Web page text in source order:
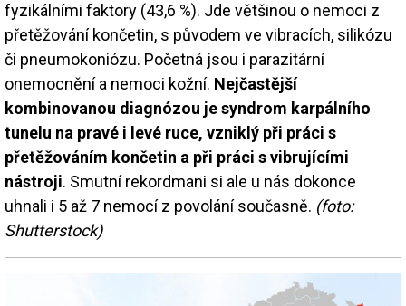
fyzikálními faktory (43,6 %). Jde většinou o nemoci z
přetěžování končetin, s původem ve vibracích, silikózu
či pneumokoniózu. Početná jsou i parazitární
onemocnění a nemoci kožní. Nejčastější
kombinovanou diagnózou je syndrom karpálního
tunelu na pravé i levé ruce, vzniklý při práci s
přetěžováním končetin a při práci s vibrujícími
nástroji. Smutní rekordmani si ale u nás dokonce
uhnali i 5 až 7 nemocí z povolání současně. (foto:
Shutterstock)